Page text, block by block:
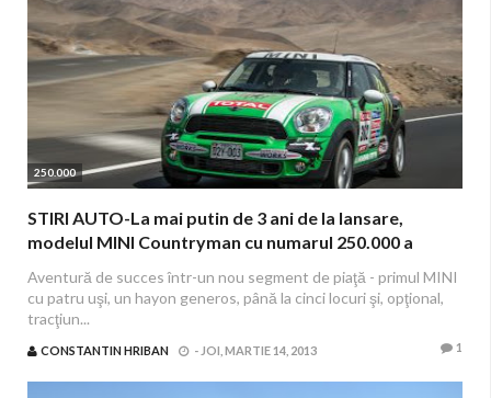
250.000
STIRI AUTO-La mai putin de 3 ani de la lansare,
modelul MINI Countryman cu numarul 250.000 a
Aventură de succes într-un nou segment de piaţă - primul MINI
cu patru uşi, un hayon generos, până la cinci locuri şi, opţional,
tracţiun...
CONSTANTIN HRIBAN - JOI, MARTIE 14, 2013 1